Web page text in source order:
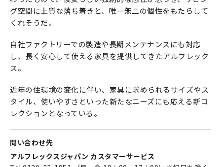
グ空間に上質な落ち着きと、唯一無二の個性をもたらして
くれそうだ。
自社ファクトリーでの製造や長期メンテナンスにも対応
し、長く安心して使える家具を提供してきたアルフレック
ス。
近年の住環境の変化に伴い、家具に求められるサイズやス
タイル、使いやすさといった新たなニーズにも応える新コ
レクションとなっている。
問い合わせ先
アルフレックスジャパン カスタマーサービス